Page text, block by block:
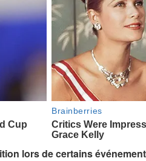
lors de certains